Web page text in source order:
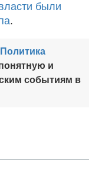
были
.
и
событиям в